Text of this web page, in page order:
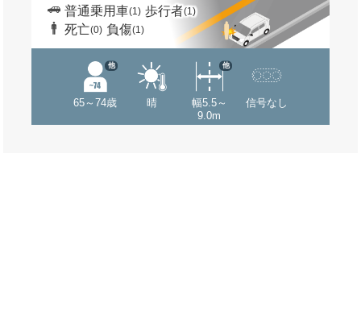
普通乗用車(1) 歩行者(1)
死亡(0) 負傷(1)
65～74歳
他
晴
幅5.5～
9.0m
他
信号なし